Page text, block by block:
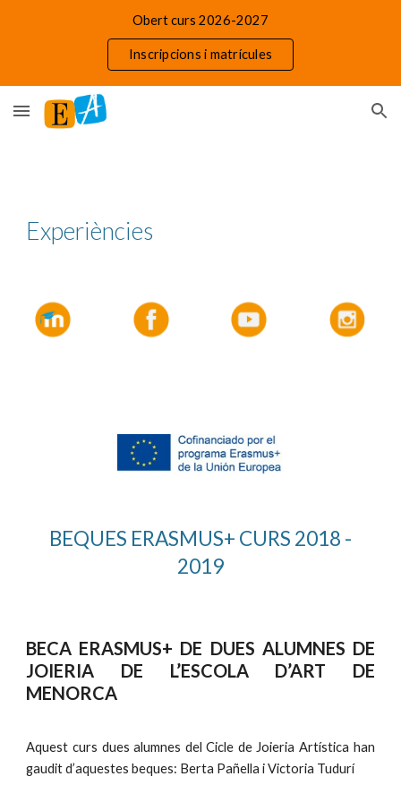
Obert curs 2026-2027
Inscripcions i matrícules
Experiències
BEQUES ERASMUS+ CURS 2018 -
2019
BECA ERASMUS+ DE DUES ALUMNES DE
JOIERIA DE L’ESCOLA D’ART DE
MENORCA
Aquest curs dues alumnes del Cicle de Joieria Artística han
gaudit d’aquestes beques: Berta Pañella i Victoria Tudurí